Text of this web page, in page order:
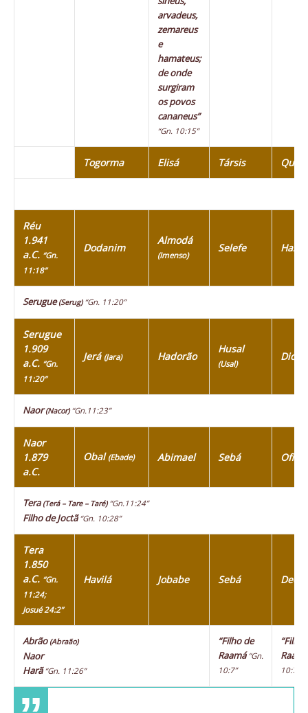
arvadeus,
zemareus
e
hamateus;
de onde
surgiram
os povos
cananeus”
“Gn. 10:15”
Togorma Elisá Társis
Réu
1.941
a.C. “Gn.
11:18”
Dodanim
Almodá
(Imenso)
Selefe
Serugue(Serug) “Gn. 11:20”
Serugue
1.909
a.C. “Gn.
11:20”
Jerá (Jara) Hadorão
Husal
(Usal)
Diclá
Naor(Nacor) “Gn.11:23”
Naor
1.879
a.C.
Obal (Ebade) Abimael Sebá Ofir
Tera (Terá – Tare – Taré) “Gn.11:24”
Filho de Joctã“Gn. 10:28”
Tera
1.850
a.C. “Gn.
11:24;
Josué 24:2”
Havilá Jobabe Sebá Dedã
Abrão (Abraão)
Naor
Harã“Gn. 11:26”
“Filho de
Raamá“Gn.
10:7”
“Filho
10:7”